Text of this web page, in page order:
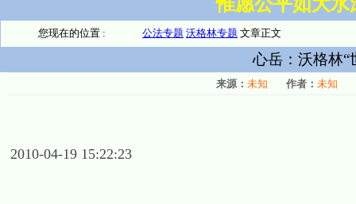
您现在的位置 : 公法专题 沃格林专题 文章正文
心岳：沃格林“
来源： 未知 作者： 未知
2010-04-19 15:22:23